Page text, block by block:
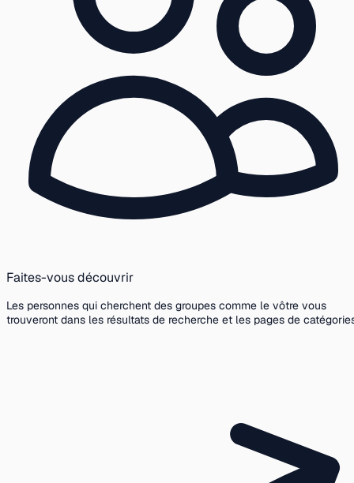
Faites-vous découvrir
Les personnes qui cherchent des groupes comme le vôtre vous
trouveront dans les résultats de recherche et les pages de